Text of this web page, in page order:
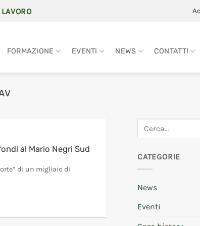
FORMAZIONE EVENTI NEWS CONTATTI
al Mario Negri Sud
di un migliaio di
CATEGORIE
News
Eventi